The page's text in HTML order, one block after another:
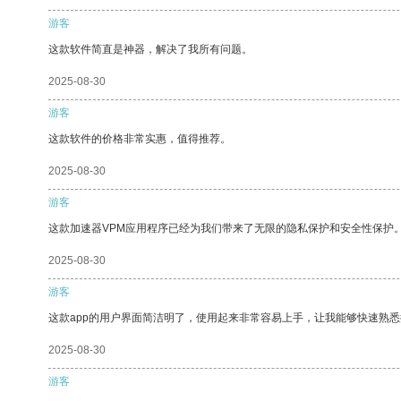
游客
这款软件简直是神器，解决了我所有问题。
2025-08-30
游客
这款软件的价格非常实惠，值得推荐。
2025-08-30
游客
这款加速器VPM应用程序已经为我们带来了无限的隐私保护和安全性保护。
2025-08-30
游客
这款app的用户界面简洁明了，使用起来非常容易上手，让我能够快速熟悉
2025-08-30
游客